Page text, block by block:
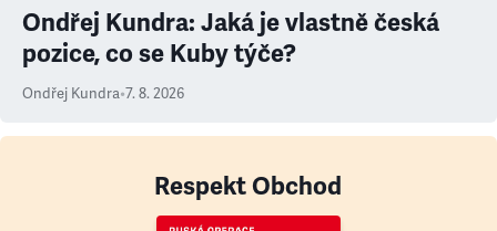
Ondřej Kundra: Jaká je vlastně česká
pozice, co se Kuby týče?
Ondřej Kundra•7. 8. 2026
Respekt Obchod